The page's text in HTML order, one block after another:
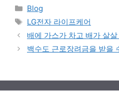
Categories
Blog
Tags
LG전자 라이프케어
배에 가스가 차고 배가 살
백수도 근로장려금을 받을